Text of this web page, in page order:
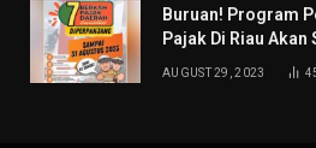
Buruan! Program
Pajak Di Riau
AUGUST 29, 2023